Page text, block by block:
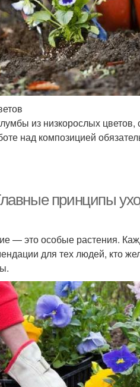
из низкорослых цветов,
над композицией
принципы
— это особые растения.
для тех людей, кто